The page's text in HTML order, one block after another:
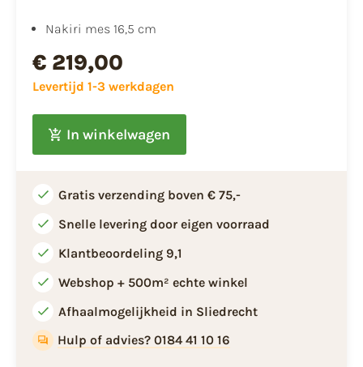
Nakiri mes 16,5 cm
€ 219,00
Levertijd 1-3 werkdagen
In winkelwagen
Gratis verzending boven € 75,-
Snelle levering door eigen voorraad
Klantbeoordeling 9,1
Webshop + 500m² echte winkel
Afhaalmogelijkheid in Sliedrecht
Hulp of advies? 0184 41 10 16